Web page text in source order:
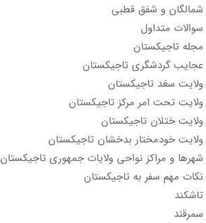
شمالگان و شفق قطبی
سوالات متداول
مجله تاجیکستان
عجایب گردشگری تاجیکستان
ولایت سغد تاجیکستان
ولایت تحت امر مرکز تاجیکستان
ولایت ختلان تاجیکستان
ولایت خودمختار بدخشان تاجیکستان
شهرها و مراکز نواحی ولایات جمهوری تاجیکستان
نکات مهم سفر به تاجیکستان
تاشکند
سمرقند